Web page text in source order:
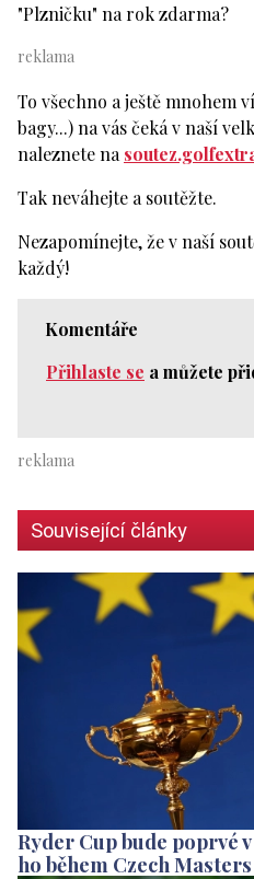
"Plzničku" na rok zdarma?
To všechno a ještě mnohem
bagy...) na vás čeká v naší
naleznete na
Tak neváhejte a soutěžte.
Nezapomínejte, že v naší
každý!
Komentáře
Přihlaste se a můžete
Související články
Ryder Cup bude poprvé
ho během Czech Masters